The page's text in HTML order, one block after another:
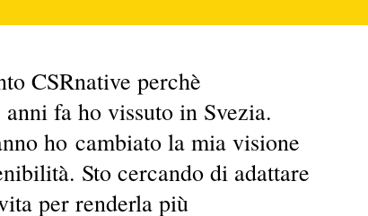
CSRnative perchè
fa ho vissuto in Svezia.
ho cambiato la mia visione
Sto cercando di adattare
per renderla più